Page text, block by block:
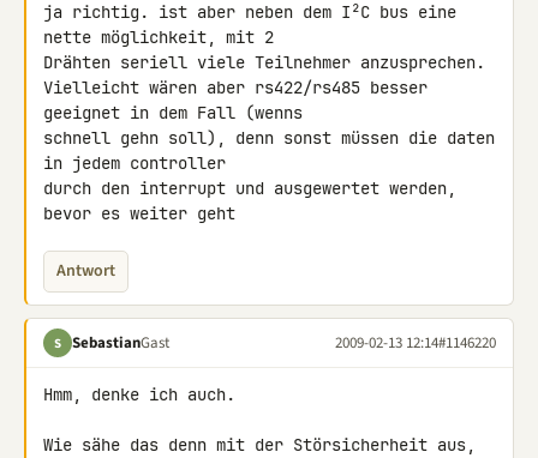
ja richtig. ist aber neben dem I²C bus eine
nette möglichkeit, mit 2
Drähten seriell viele Teilnehmer anzusprechen.
Vielleicht wären aber rs422/rs485 besser
geeignet in dem Fall (wenns
schnell gehn soll), denn sonst müssen die daten
in jedem controller
durch den interrupt und ausgewertet werden,
bevor es weiter geht
Antwort
S SebastianGast 2009-02-13 12:14#1146220
Hmm, denke ich auch.
Wie sähe das denn mit der Störsicherheit aus,